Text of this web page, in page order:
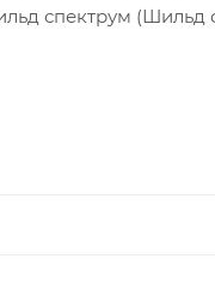
спектрум (Шильд